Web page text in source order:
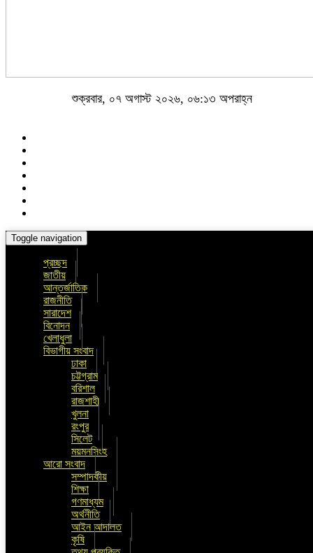
শুক্রবার, ০৭ অগাস্ট ২০২৬, ০৬:১৩ অপরাহ্ন
Toggle navigation
প্রচ্ছদ
জাতীয়
আন্তর্জাতিক
রাজনীতি
সারাদেশ
বিনোদন
খেলাধুলা
বিভাগীয় সংবাদ
ঢাকা
চট্টগ্রাম
বরিশাল
রাজশাহী
খুলনা
রংপুর
সিলেট
ময়মনসিংহ
আরো সংবাদ
সম্পাদকীয়
শিক্ষা
গণমাধ্যম
অর্থনীতি
আইন আদালত
কৃষি